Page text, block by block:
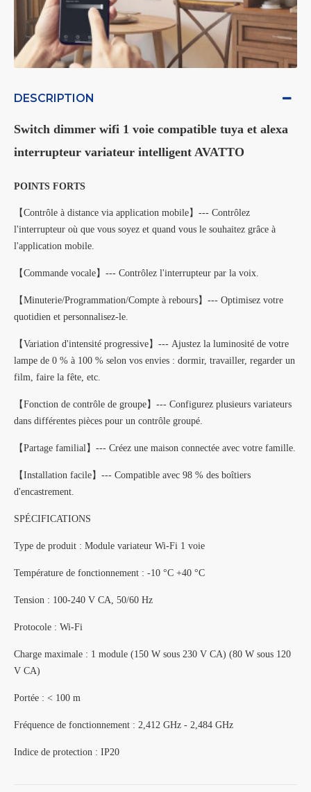
DESCRIPTION
Switch dimmer wifi 1 voie compatible tuya et alexa
interrupteur variateur intelligent AVATTO
POINTS FORTS
【Contrôle à distance via application mobile】--- Contrôlez
l'interrupteur où que vous soyez et quand vous le souhaitez grâce à
l'application mobile.
【Commande vocale】--- Contrôlez l'interrupteur par la voix.
【Minuterie/Programmation/Compte à rebours】--- Optimisez votre
quotidien et personnalisez-le.
【Variation d'intensité progressive】--- Ajustez la luminosité de votre
lampe de 0 % à 100 % selon vos envies : dormir, travailler, regarder un
film, faire la fête, etc.
【Fonction de contrôle de groupe】--- Configurez plusieurs variateurs
dans différentes pièces pour un contrôle groupé.
【Partage familial】--- Créez une maison connectée avec votre famille.
【Installation facile】--- Compatible avec 98 % des boîtiers
d'encastrement.
SPÉCIFICATIONS
Type de produit : Module variateur Wi-Fi 1 voie
Température de fonctionnement : -10 °C +40 °C
Tension : 100-240 V CA, 50/60 Hz
Protocole : Wi-Fi
Charge maximale : 1 module (150 W sous 230 V CA) (80 W sous 120
V CA)
Portée : < 100 m
Fréquence de fonctionnement : 2,412 GHz - 2,484 GHz
Indice de protection : IP20